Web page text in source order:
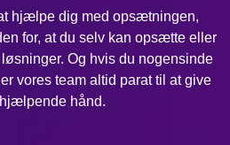
hjælpe dig med opsætningen,
for, at du selv kan opsætte eller
Og hvis du nogensinde
vores team altid parat til at give
hånd.